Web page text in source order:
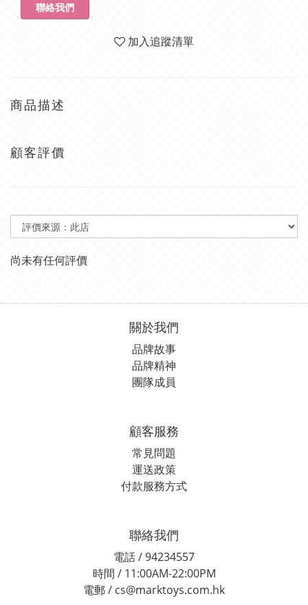
聯絡我們
加入追蹤清單
商品描述
顧客評價
尚未有任何評價
關於我們
品牌故事
品牌精神
團隊成員
顧客服務
常見問題
運送政策
付款服務方式
聯絡我們
電話 / 94234557
時間 / 11:00AM-22:00PM
電郵 / cs@marktoys.com.hk